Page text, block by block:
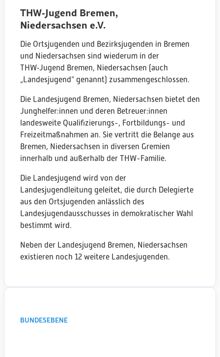
Varel
Bremen Ost
Westerstede
Göttingen
Lüchow-Dannenberg
Hannover/Langenhagen
Stelle-Winsen
Elze
Schöningen
Hameln
Jever
Melle
Sarstedt
Nienburg
Bad Essen
Meppen
Clausthal-Zellerfeld
Braunschweig
Göttingen
Bremen
Bremen
Bremen
Verden
Buxtehude
Lingen
Bremen
Göttingen
Buxtehude
Verden
Hannover
Lingen
Braunschweig
Göttingen
Verden
Bremen
Bremen
THW‑Jugend Bremen,
Niedersachsen e.V.
Die Ortsjugenden und Bezirksjugenden in Bremen
und Niedersachsen sind wiederum in der
THW‑Jugend Bremen, Niedersachsen (auch
„Landesjugend“ genannt) zusammengeschlossen.
Die Landesjugend Bremen, Niedersachsen bietet den
Junghelfer:innen und deren Betreuer:innen
landesweite Qualifizierungs-, Fortbildungs- und
Freizeitmaßnahmen an. Sie vertritt die Belange aus
Bremen, Niedersachsen in diversen Gremien
innerhalb und außerhalb der THW-Familie.
Die Landesjugend wird von der
Landesjugendleitung geleitet, die durch Delegierte
aus den Ortsjugenden anlässlich des
Landesjugendausschusses in demokratischer Wahl
bestimmt wird.
Neben der Landesjugend Bremen, Niedersachsen
existieren noch 12 weitere Landesjugenden.
BUNDESEBENE